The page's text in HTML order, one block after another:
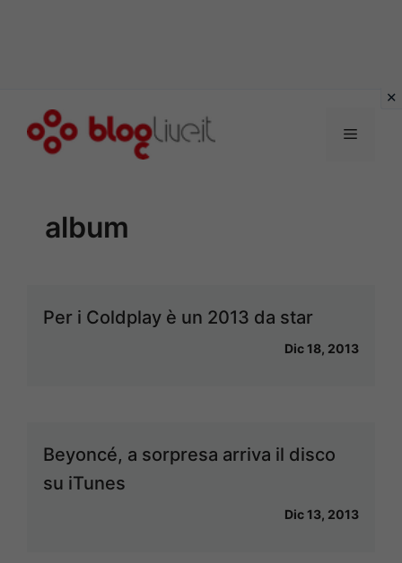
Menu
album
Per i Coldplay è un 2013 da star
Dic 18, 2013
Beyoncé, a sorpresa arriva il disco
su iTunes
Dic 13, 2013